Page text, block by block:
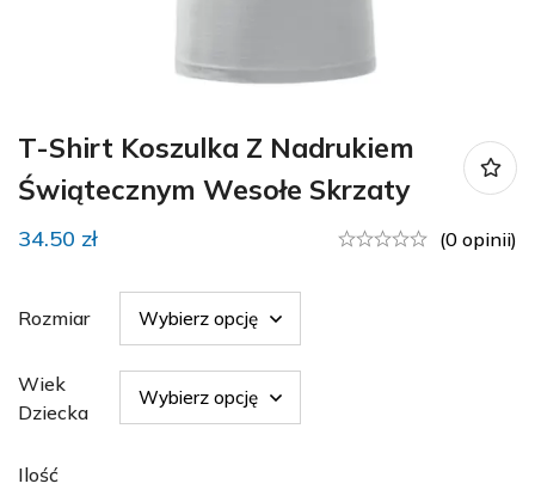
T-Shirt Koszulka Z Nadrukiem
Świątecznym Wesołe Skrzaty
34.50 zł (0 opinii)
Rozmiar
Wiek
Dziecka
Ilość